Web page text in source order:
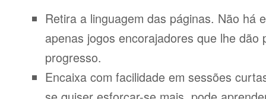
Retira a linguagem das páginas. Não há
apenas jogos encorajadores que lhe dão
progresso.
Encaixa com facilidade em sessões